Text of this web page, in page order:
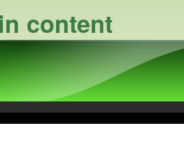
content